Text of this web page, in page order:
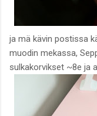
ja mä kävin postissa
muodin mekassa,
sulkakorvikset ~8e ja